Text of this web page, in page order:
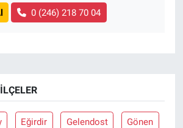
0 (246) 218 70 04
Eğirdir Gelendost Gönen